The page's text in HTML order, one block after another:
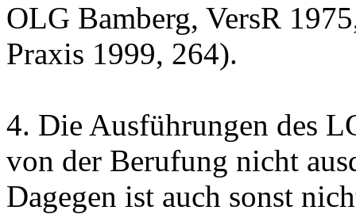
OLG Bamberg, VersR
Praxis 1999, 264).
4. Die Ausführungen des
von der Berufung nicht
Dagegen ist auch sonst